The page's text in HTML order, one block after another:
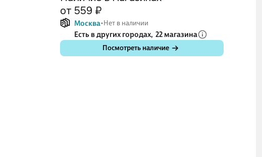
от 559 ₽
Москва Нет в наличии
Есть в других городах, 22 магазина
Посмотреть наличие